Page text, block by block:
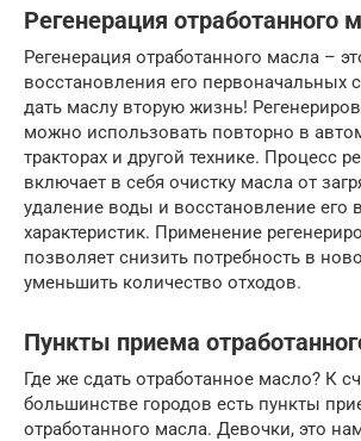
Регенерация отработанного
Регенерация отработанного масла –
восстановления его первоначальных
дать маслу вторую жизнь!
можно использовать повторно в
тракторах и другой технике. Процесс
включает в себя очистку масла от
удаление воды и восстановление его
характеристик. Применение
позволяет снизить потребность в
уменьшить количество отходов.
Пункты приема
Где же сдать отработанное масло? К
большинстве городов есть пункты
отработанного масла. Девочки, это